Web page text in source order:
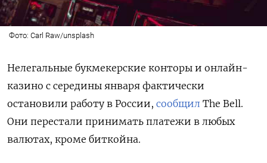
Фото: Carl Raw/unsplash
Нелегальные букмекерские конторы и онлайн-
казино с середины января фактически
остановили работу в России, сообщил The Bell.
Они перестали принимать платежи в любых
валютах, кроме биткойна.